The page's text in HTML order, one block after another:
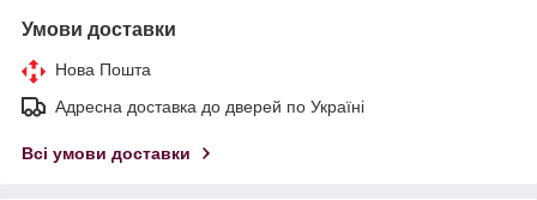
Умови доставки
Нова Пошта
Адресна доставка до дверей по Україні
Всі умови доставки